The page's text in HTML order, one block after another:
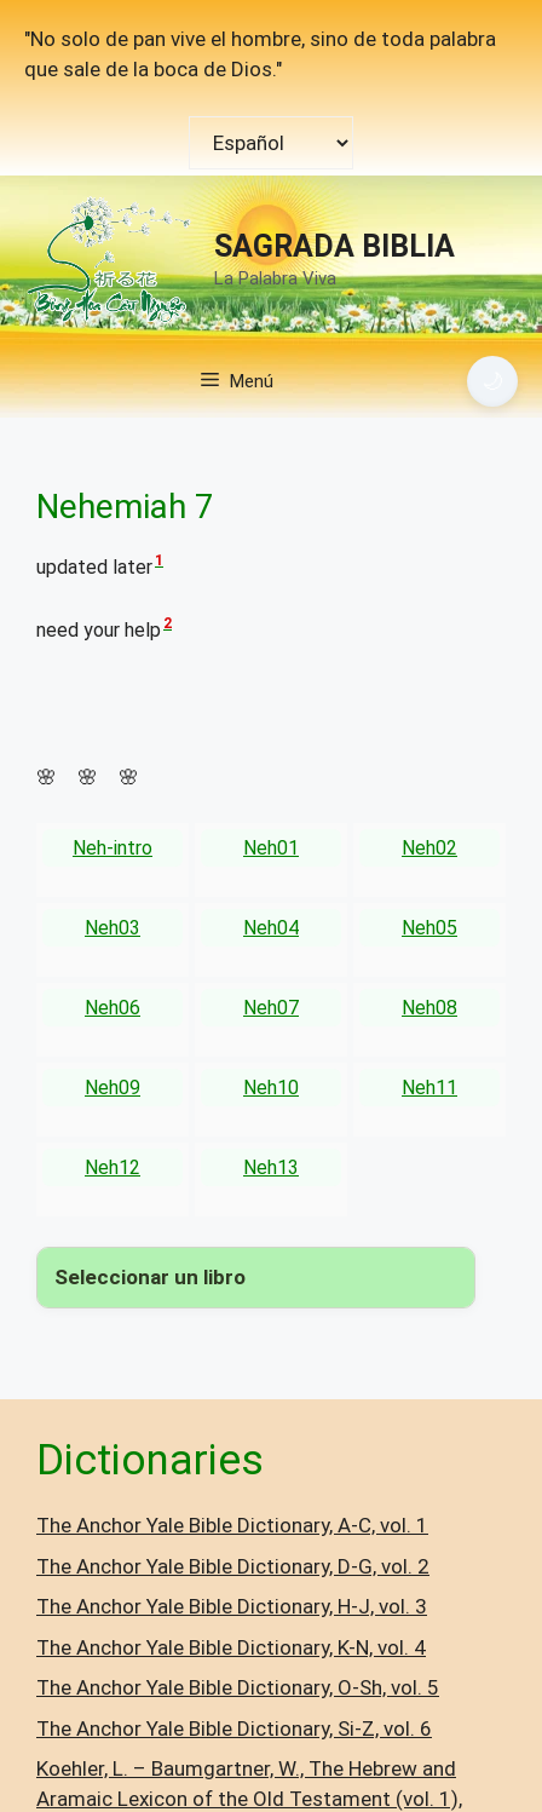
contenido
"No solo de pan vive el hombre, sino de toda palabra
que sale de la boca de Dios."
idioma
SAGRADA BIBLIA
La Palabra Viva
Menú
Nehemiah 7
updated later 1
need your help 2
🌸 🌸 🌸
Neh-intro Neh01 Neh02
Neh03 Neh04 Neh05
Neh06 Neh07 Neh08
Neh09 Neh10 Neh11
Neh12 Neh13
Seleccionar un libro
Dictionaries
The Anchor Yale Bible Dictionary, A-C, vol. 1
The Anchor Yale Bible Dictionary, D-G, vol. 2
The Anchor Yale Bible Dictionary, H-J, vol. 3
The Anchor Yale Bible Dictionary, K-N, vol. 4
The Anchor Yale Bible Dictionary, O-Sh, vol. 5
The Anchor Yale Bible Dictionary, Si-Z, vol. 6
Koehler, L. – Baumgartner, W., The Hebrew and
Aramaic Lexicon of the Old Testament (vol. 1),